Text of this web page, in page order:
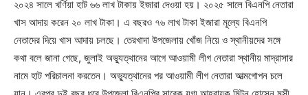
২০২৪ সালে খর্ণিয়া হাট ৬৬ লাখ টাকায় ইজারা দেওয়া হয়। ২০২৫ সালে বিএনপি নেতারা
খাস আদায় করেন ২০ লাখ টাকা। এ বছরও ৭৬ লাখ টাকা ইজারা মূল্যে বিএনপি
নেতাদের দিয়ে খাস আদায় চলছে। তেরখাদা উপজেলায় খোঁজ নিয়ে ও স্থানীয়দের সঙ্গে
কথা বলে জানা গেছে, জুলাই অভ্যুত্থানের আগে আওয়ামী লীগ নেতারা স্থানীয় মাদ্রাসার
নামে হাট পরিচালনা করতেন। অভ্যুত্থানের পর আওয়ামী লীগ নেতারা আত্মগোপন চলে